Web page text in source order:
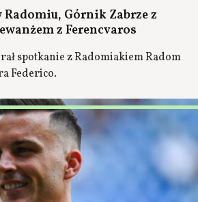
Radomiu, Górnik Zabrze z
z Ferencvaros
spotkanie z Radomiakiem Radom
Federico.